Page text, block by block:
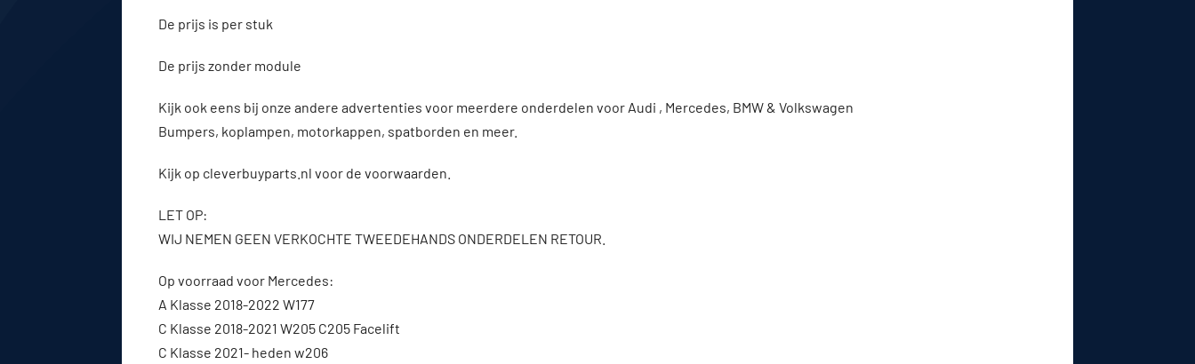
De prijs is per stuk
De prijs zonder module
Kijk ook eens bij onze andere advertenties voor meerdere onderdelen voor Audi , Mercedes, BMW & Volkswagen
Bumpers, koplampen, motorkappen, spatborden en meer.
Kijk op cleverbuyparts.nl voor de voorwaarden.
LET OP:
WIJ NEMEN GEEN VERKOCHTE TWEEDEHANDS ONDERDELEN RETOUR.
Op voorraad voor Mercedes:
A Klasse 2018-2022 W177
C Klasse 2018-2021 W205 C205 Facelift
C Klasse 2021- heden w206